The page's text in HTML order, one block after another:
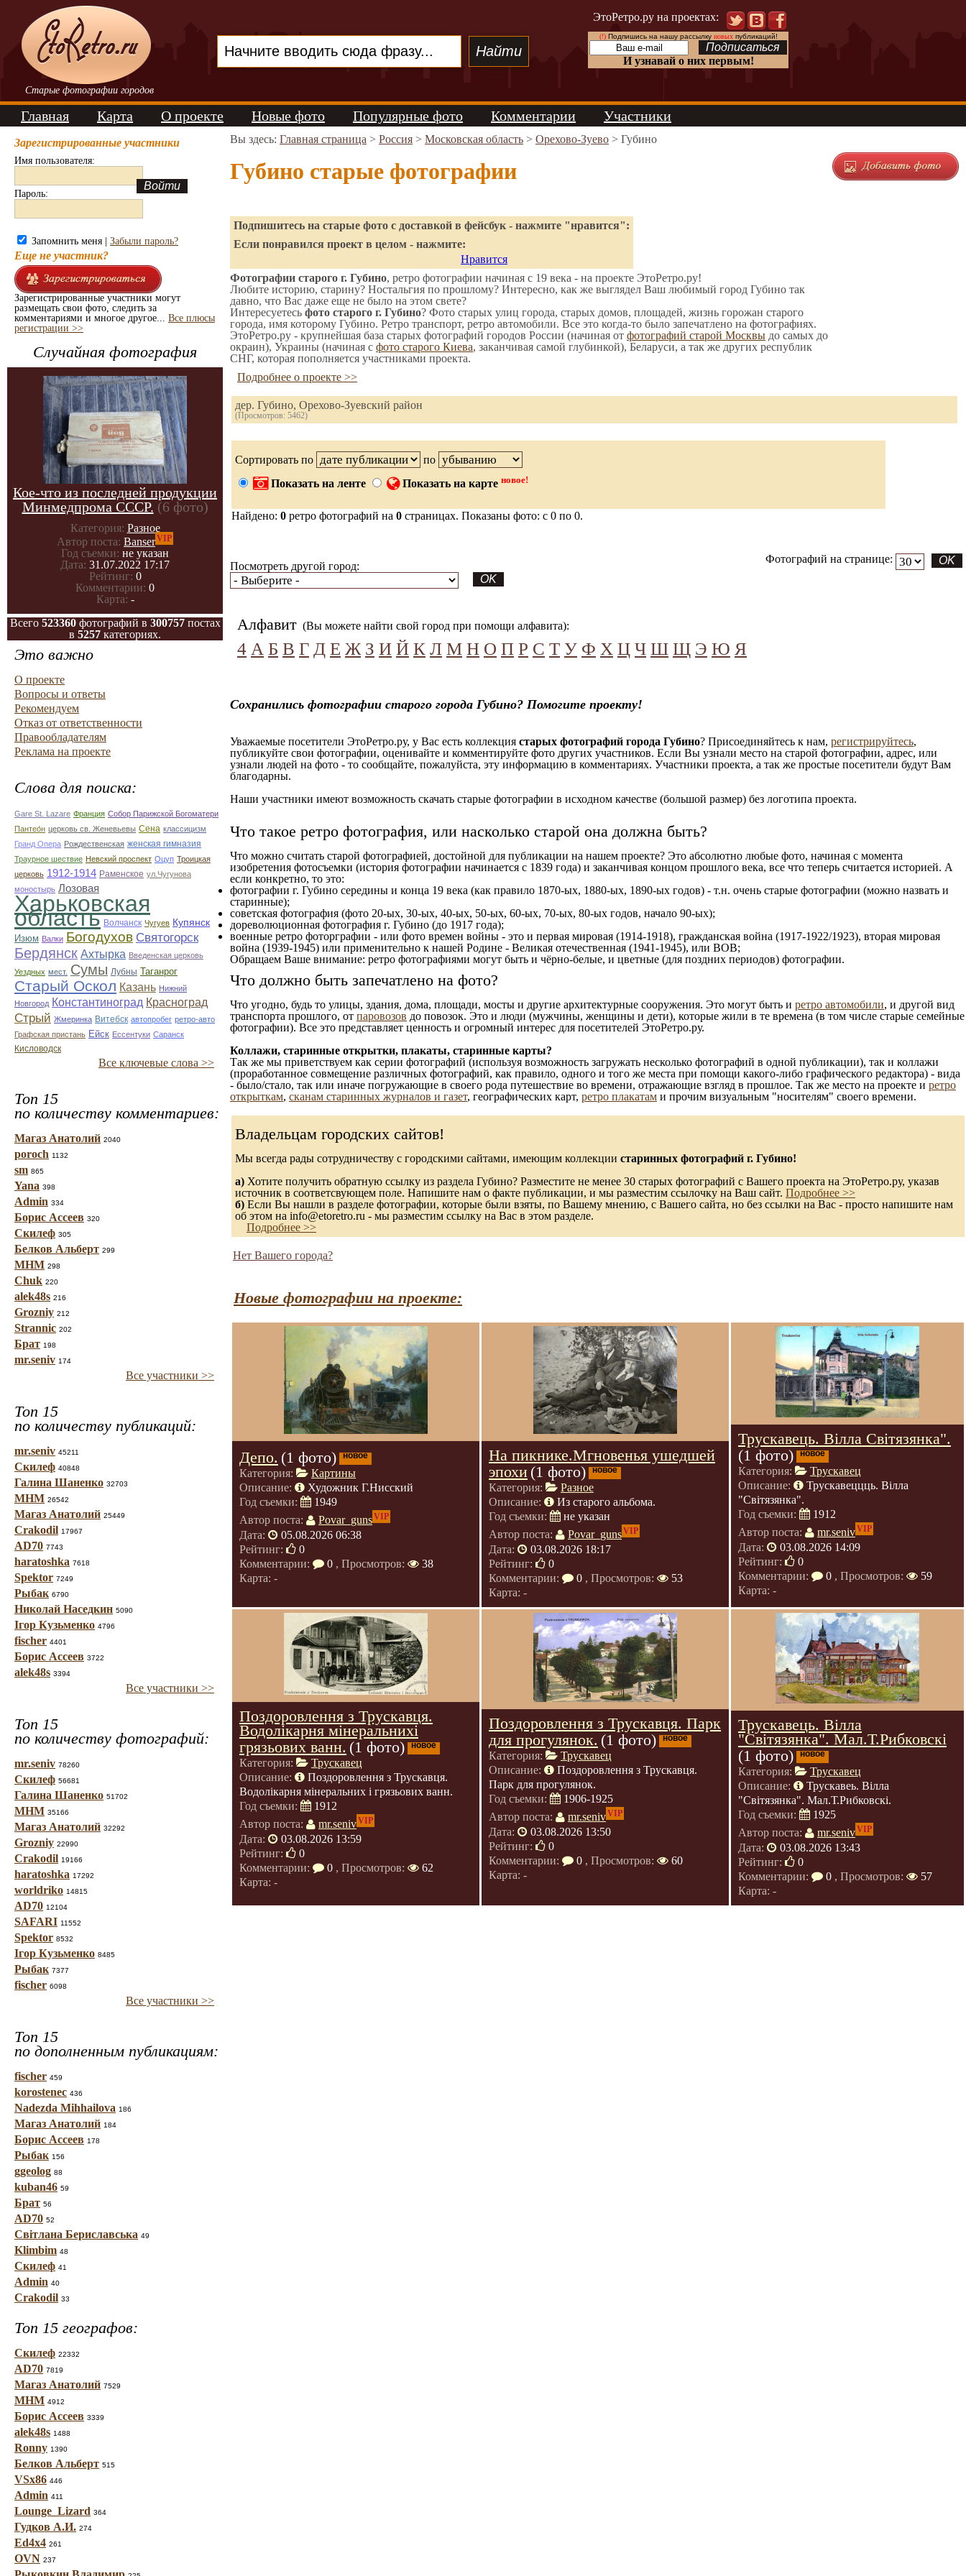
Старые фотографии городов
ЭтоРетро.ру на проектах:
(!)Подпишись на нашу рассылку новыхпубликаций!
И узнавай о них первым!
Главная Карта О проекте Новые фото Популярные фото Комментарии Участники
Зарегистрированные участники
Имя пользователя:
Пароль:
Запомнить меня | Забыли пароль?
Еще не участник?
Зарегистрированные участники могут
размещать свои фото, следить за
комментариями и многое другое... Все плюсы
регистрации >>
Случайная фотография
Кое-что из последней продукции
Минмедпрома СССР. (6 фото)
Категория: Разное
Автор поста: BanserVIP
Год съемки: не указан
Дата: 31.07.2022 17:17
Рейтинг: 0
Комментарии: 0
Карта: -
Всего 523360фотографий в 300757постах
в 5257 категориях.
Это важно
О проекте
Вопросы и ответы
Рекомендуем
Отказ от ответственности
Правообладателям
Реклама на проекте
Слова для поиска:
Gare St. Lazare Франция Собор Парижской Богоматери
Пантео́н церковь св. Женевьевы Сена классицизм
Гранд Опера Рождественская женская гимназия
Траурное шествие Невский проспект Оцуп Троицкая
церковь 1912-1914 Раменское ул.Чугунова
моностырь Лозовая
Харьковская
область Волчанск Чугуев Купянск
Изюм Валки Богодухов Святогорск
Бердянск Ахтырка Введенская церковь
Уездных мест. Сумы Лубны Таганрог
Старый Оскол Казань Нижний
Новгород Константиноград Красноград
Стрый Жмеринка Витебск автопробег ретро-авто
Графская пристань Ейск Ессентуки Саранск
Кисловодск
Все ключевые слова >>
Топ 15
по количеству комментариев:
Магаз Анатолий 2040
poroch 1132
sm 865
Yana 398
Admin 334
Борис Ассеев 320
Скилеф 305
Белков Альберт 299
МНМ 298
Chuk 220
alek48s 216
Grozniy 212
Strannic 202
Брат 198
mr.seniv 174
Все участники >>
Топ 15
по количеству публикаций:
mr.seniv 45211
Скилеф 40848
Галина Шаненко 32703
МНМ 26542
Магаз Анатолий 25449
Crakodil 17967
AD70 7743
haratoshka 7618
Spektor 7249
Рыбак 6790
Николай Наседкин 5090
Ігор Кузьменко 4796
fischer 4401
Борис Ассеев 3722
alek48s 3394
Все участники >>
Топ 15
по количеству фотографий:
mr.seniv 78260
Скилеф 56681
Галина Шаненко 51702
МНМ 35166
Магаз Анатолий 32292
Grozniy 22990
Crakodil 19166
haratoshka 17292
worldriko 14815
AD70 12104
SAFARI 11552
Spektor 8532
Ігор Кузьменко 8485
Рыбак 7377
fischer 6098
Все участники >>
Топ 15
по дополненным публикациям:
fischer 459
korostenec 436
Nadezda Mihhailova 186
Магаз Анатолий 184
Борис Ассеев 178
Рыбак 156
ggeolog 88
kuban46 59
Брат 56
AD70 52
Світлана Бериславська 49
Klimbim 48
Скилеф 41
Admin 40
Crakodil 33
Топ 15 географов:
Скилеф 22332
AD70 7819
Магаз Анатолий 7529
МНМ 4912
Борис Ассеев 3339
alek48s 1488
Ronny 1390
Белков Альберт 515
VSx86 446
Admin 411
Lounge_Lizard 364
Гудков А.И. 274
Ed4x4 261
OVN 237
Вы здесь: Главная страница > Россия > Московская область > Орехово-Зуево > Губино
Губино старые фотографии
Подпишитесь на старые фото с доставкой в фейсбук - нажмите "нравится":
Если понравился проект в целом - нажмите:
Нравится
Фотографии старого г. Губино, ретро фотографии начиная с 19 века - на проекте ЭтоРетро.ру!
Любите историю, старину? Ностальгия по прошлому? Интересно, как же выглядел Ваш любимый город Губино так
давно, что Вас даже еще не было на этом свете?
Интересуетесь фото старого г. Губино? Фото старых улиц города, старых домов, площадей, жизнь горожан старого
города, имя которому Губино. Ретро транспорт, ретро автомобили. Все это когда-то было запечатлено на фотографиях.
ЭтоРетро.ру - крупнейшая база старых фотографий городов России (начиная от фотографий старой Москвы до самых до
окраин), Украины (начиная с фото старого Киева, заканчивая самой глубинкой), Беларуси, а так же других республик
СНГ, которая пополняется участниками проекта.
Подробнее о проекте >>
дер. Губино, Орехово-Зуевский район
(Просмотров: 5462)
Сортировать по
по
Показать на ленте
Показать на карте новое!
Найдено: 0 ретро фотографий на 0 страницах. Показаны фото: с 0 по 0.
Посмотреть другой город:
Фотографий на странице:
Алфавит (Вы можете найти свой город при помощи алфавита):
4 А Б В Г Д Е Ж З И Й К Л М Н О П Р С Т У Ф Х Ц Ч Ш Щ Э Ю Я
Сохранились фотографии старого города Губино? Помогите проекту!
Уважаемые посетители ЭтоРетро.ру, у Вас есть коллекция старых фотографий города Губино? Присоединяйтесь к нам, регистрируйтесь,
публикуйте свои фотографии, оценивайте и комментируйте фото других участников. Если Вы узнали место на старой фотографии, адрес, или
узнали людей на фото - то сообщайте, пожалуйста, эту информацию в комментариях. Участники проекта, а так же простые посетители будут Вам
благодарны.
Наши участники имеют возможность скачать старые фотографии в исходном качестве (большой размер) без логотипа проекта.
Что такое ретро фотография, или насколько старой она должна быть?
Что можно считать старой фотографией, достойной для публикации на нашем проекте? Это абсолютно любые фото, начиная c момента
изобретения фотосъемки (история фотографии начинается с 1839 года) и заканчивая концом прошлого века, все что теперь считается историей. А
если конкретно, то это:
фотографии г. Губино середины и конца 19 века (как правило 1870-ых, 1880-ых, 1890-ых годов) - т.н. очень старые фотографии (можно назвать и
старинные);
советская фотография (фото 20-ых, 30-ых, 40-ых, 50-ых, 60-ых, 70-ых, 80-ых годов, начало 90-ых);
дореволюционная фотография г. Губино (до 1917 года);
военные ретро фоторграфии - или фото времен войны - это и первая мировая (1914-1918), гражданская война (1917-1922/1923), вторая мировая
война (1939-1945) или применительно к нашей Родине - Великая отечественная (1941-1945), или ВОВ;
Обращаем Ваше внимание: ретро фотографиями могут быть и чёрно-белые, и цветные (для поздних периодов) фотографии.
Что должно быть запечатлено на фото?
Что угодно, будь то улицы, здания, дома, площади, мосты и другие архитектурные сооружения. Это могут быть и ретро автомобили, и другой вид
транспорта прошлого, от паровозов до повозок. Это и люди (мужчины, женщины и дети), которые жили в те времена (в том числе старые семейные
фотографии). Все это представляет ценность и огромный интерес для посетителей ЭтоРетро.ру.
Коллажи, старинные открытки, плакаты, старинные карты?
Так же мы приветствуем как серии фотографий (используя возможность загружать несколько фотографий в одной публикации), так и коллажи
(проработанное совмещение различных фотографий, как правило, одного и того же места при помощи какого-либо графического редактора) - вида
- было/стало, так или иначе погружающие в своего рода путешествие во времени, отражающие взгляд в прошлое. Так же место на проекте и ретро
открыткам, сканам старинных журналов и газет, географических карт, ретро плакатам и прочим визуальным "носителям" своего времени.
Владельцам городских сайтов!
Мы всегда рады сотрудничеству с городскими сайтами, имеющим коллекции старинных фотографий г. Губино!
а) Хотите получить обратную ссылку из раздела Губино? Разместите не менее 30 старых фотографий с Вашего проекта на ЭтоРетро.ру, указав
источник в соответсвующем поле. Напишите нам о факте публикации, и мы разместим ссылочку на Ваш сайт. Подробнее >>
б) Если Вы нашли в разделе фотографии, которые были взяты, по Вашему мнению, с Вашего сайта, но без ссылки на Вас - просто напишите нам
об этом на info@etoretro.ru - мы разместим ссылку на Вас в этом разделе.
Подробнее >>
Нет Вашего города?
Новые фотографии на проекте:
Депо. (1 фото) новое
Категория:
Картины
Описание:
Художник Г.Нисский
Год съемки:
1949
Автор поста:
Povar_gunsVIP
Дата:
05.08.2026 06:38
Рейтинг:
0
Комментарии:
0 , Просмотров:
38
Карта: -
На пикнике.Мгновенья ушедшей
эпохи (1 фото) новое
Категория:
Разное
Описание:
Из старого альбома.
Год съемки:
не указан
Автор поста:
Povar_gunsVIP
Дата:
03.08.2026 18:17
Рейтинг:
0
Комментарии:
0 , Просмотров:
53
Карта: -
Трускавець. Вілла Світязянка".
(1 фото)
новое
Категория:
Трускавец
Описание:
Трускавеццць. Вілла
"Світязянка".
Год съемки:
1912
Автор поста:
mr.senivVIP
Дата:
03.08.2026 14:09
Рейтинг:
0
Комментарии:
0 , Просмотров:
59
Карта: -
Поздоровлення з Трускавця.
Водолікарня мінеральнихі
грязьових ванн. (1 фото) новое
Категория:
Трускавец
Описание:
Поздоровлення з Трускавця.
Водолікарня мінеральних і грязьових ванн.
Год съемки:
1912
Автор поста:
mr.senivVIP
Дата:
03.08.2026 13:59
Рейтинг:
0
Комментарии:
0 , Просмотров:
62
Карта: -
Поздоровлення з Трускавця. Парк
для прогулянок. (1 фото) новое
Категория:
Трускавец
Описание:
Поздоровлення з Трускавця.
Парк для прогулянок.
Год съемки:
1906-1925
Автор поста:
mr.senivVIP
Дата:
03.08.2026 13:50
Рейтинг:
0
Комментарии:
0 , Просмотров:
60
Карта: -
Трускавець. Вілла
"Світязянка". Мал.Т.Рибковскі
(1 фото)
новое
Категория:
Трускавец
Описание:
Трускавеь. Вілла
"Світязянка". Мал.Т.Рибковскі.
Год съемки:
1925
Автор поста:
mr.senivVIP
Дата:
03.08.2026 13:43
Рейтинг:
0
Комментарии:
0 , Просмотров:
57
Карта: -